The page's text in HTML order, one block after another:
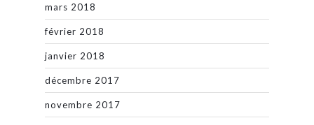
mars 2018
février 2018
janvier 2018
décembre 2017
novembre 2017